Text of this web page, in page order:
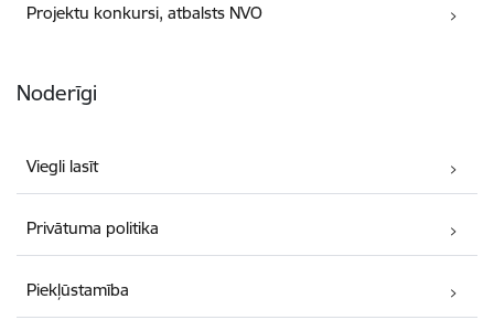
Projektu konkursi, atbalsts NVO
Noderīgi
Viegli lasīt
Privātuma politika
Piekļūstamība